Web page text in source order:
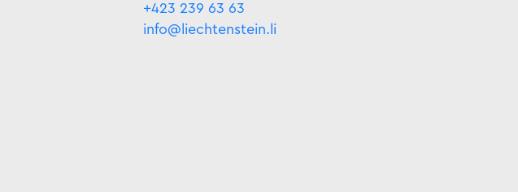
+423 239 63 63
info@liechtenstein.li